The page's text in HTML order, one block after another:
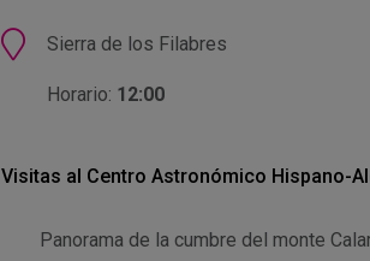
Ubicación
Sierra de los Filabres
Horario: 12:00
Visitas al Centro Astronómico Hispano-
Panorama de la cumbre del monte